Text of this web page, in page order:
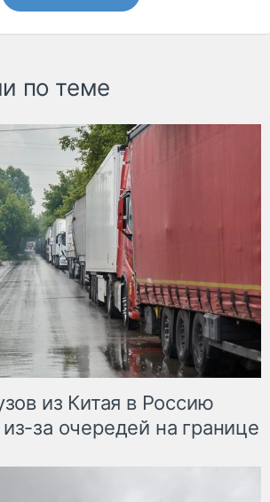
по теме
из Китая в Россию
за очередей на границе